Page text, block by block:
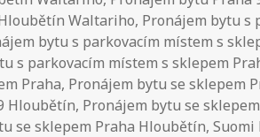
Waltariho, Pronájem bytu s
bytu s parkovacím místem s
s parkovacím místem s sklepem
Praha, Pronájem bytu se sklepem
Hloubětín, Pronájem bytu se
se sklepem Praha Hloubětín,